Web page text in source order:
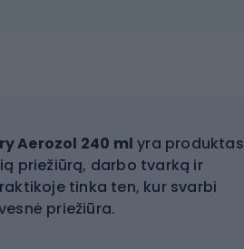
Aerozol 240 ml yra produktas
priežiūrą, darbo tvarką ir
tinka ten, kur svarbi
priežiūra.